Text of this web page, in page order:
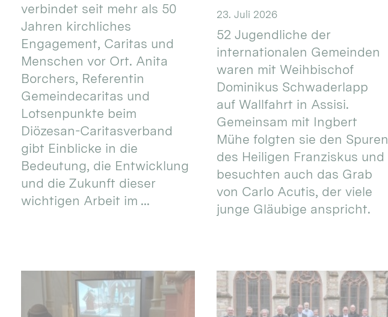
verbindet seit mehr als 50
Jahren kirchliches
Engagement, Caritas und
Menschen vor Ort. Anita
Borchers, Referentin
Gemeindecaritas und
Lotsenpunkte beim
Diözesan-Caritasverband
gibt Einblicke in die
Bedeutung, die Entwicklung
und die Zukunft dieser
wichtigen Arbeit im ...
23. Juli 2026
52 Jugendliche der
internationalen Gemeinden
waren mit Weihbischof
Dominikus Schwaderlapp
auf Wallfahrt in Assisi.
Gemeinsam mit Ingbert
Mühe folgten sie den Spuren
des Heiligen Franziskus und
besuchten auch das Grab
von Carlo Acutis, der viele
junge Gläubige anspricht.